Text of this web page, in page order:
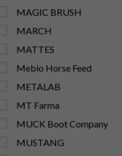
MAGIC BRUSH
MARCH
MATTES
Mebio Horse Feed
METALAB
MT Farma
MUCK Boot Company
MUSTANG